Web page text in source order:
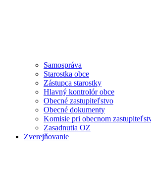
Samospráva
Starostka obce
Zástupca starostky
Hlavný kontrolór obce
Obecné zastupiteľstvo
Obecné dokumenty
Komisie pri obecnom
Zasadnutia OZ
Zverejňovanie